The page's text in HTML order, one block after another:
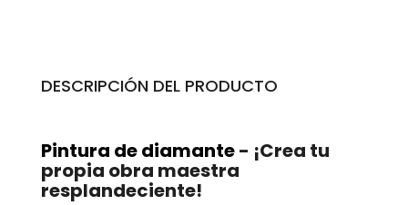
DESCRIPCIÓN DEL PRODUCTO
Pintura de diamante- ¡Crea tu
propia obra maestra
resplandeciente!